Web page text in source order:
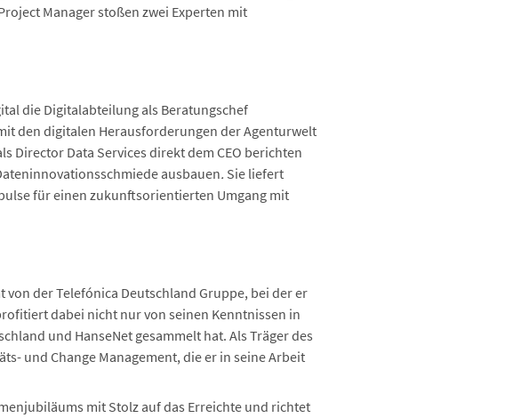
Manager stoßen zwei Experten mit
die Digitalabteilung als Beratungschef
den digitalen Herausforderungen der Agenturwelt
Director Data Services direkt dem CEO berichten
ausbauen. Sie liefert
für einen zukunftsorientierten Umgang mit
von der Telefónica Deutschland Gruppe, bei der er
dabei nicht nur von seinen Kenntnissen in
und HanseNet gesammelt hat. Als Träger des
und Change Management, die er in seine Arbeit
mit Stolz auf das Erreichte und richtet